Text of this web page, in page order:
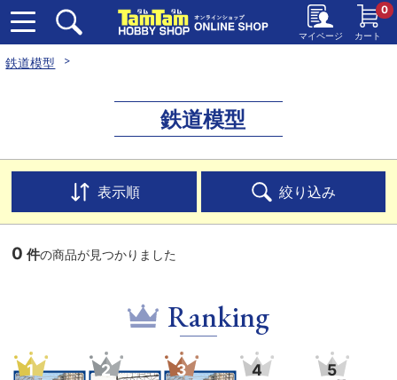
マイページ カート
0
鉄道模型
鉄道模型
表示順 絞り込み
0 件の商品が見つかりました
Ranking
1 2 3 4 5